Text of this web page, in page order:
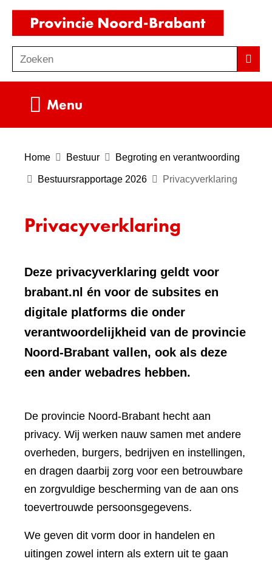
Ga
de
inhoud
o
e
Zoeken
Menu
Home Bestuur Begroting en verantwoording
Bestuursrapportage 2026 Privacyverklaring
Privacyverklaring
Deze privacyverklaring geldt voor
brabant.nl én voor de subsites en
digitale platforms die onder
verantwoordelijkheid van de provincie
Noord-Brabant vallen, ook als deze
een ander webadres hebben.
De provincie Noord-Brabant hecht aan
privacy. Wij werken nauw samen met andere
overheden, burgers, bedrijven en instellingen,
en dragen daarbij zorg voor een betrouwbare
en zorgvuldige bescherming van de aan ons
toevertrouwde persoonsgegevens.
We geven dit vorm door in handelen en
uitingen zowel intern als extern uit te gaan